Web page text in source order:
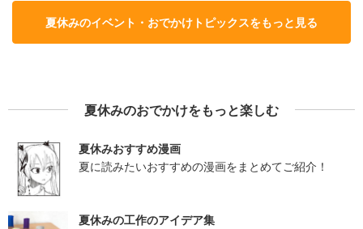
夏休みのイベント・おでかけトピックスをもっと見る
夏休みのおでかけをもっと楽しむ
夏休みおすすめ漫画
夏に読みたいおすすめの漫画をまとめてご紹介！
夏休みの工作のアイデア集